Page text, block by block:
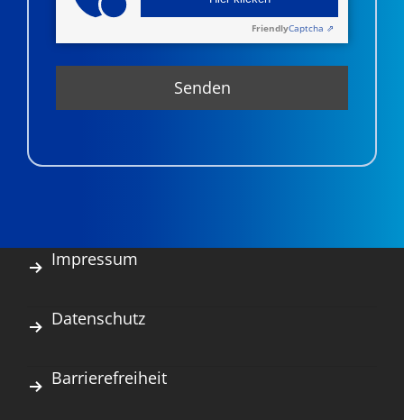
FriendlyCaptcha ⇗
Impressum
Datenschutz
Barrierefreiheit